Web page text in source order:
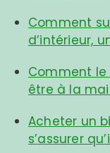
Comment
d’intérieur,
Comment
être à la
Acheter un
s’assurer